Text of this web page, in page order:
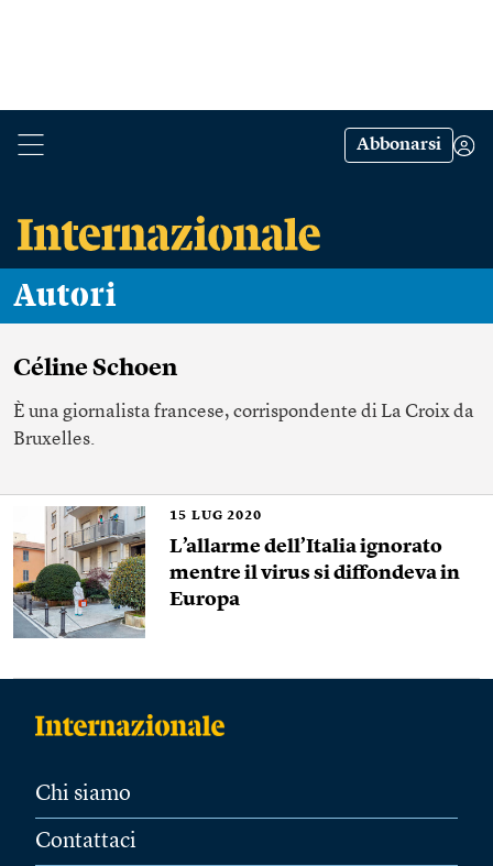
Abbonarsi
Autori
Céline Schoen
È una giornalista francese, corrispondente di La Croix da
Bruxelles.
15 LUG 2020
L’allarme dell’Italia ignorato
mentre il virus si diffondeva in
Europa
Chi siamo
Contattaci